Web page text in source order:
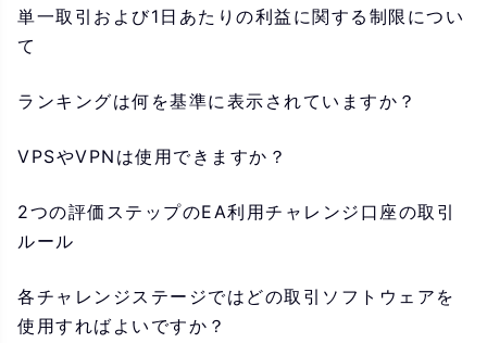
単一取引および1日あたりの利益に関する制限につい
て
ランキングは何を基準に表示されていますか？
VPSやVPNは使用できますか？
2つの評価ステップのEA利用チャレンジ口座の取引
ルール
各チャレンジステージではどの取引ソフトウェアを
使用すればよいですか？